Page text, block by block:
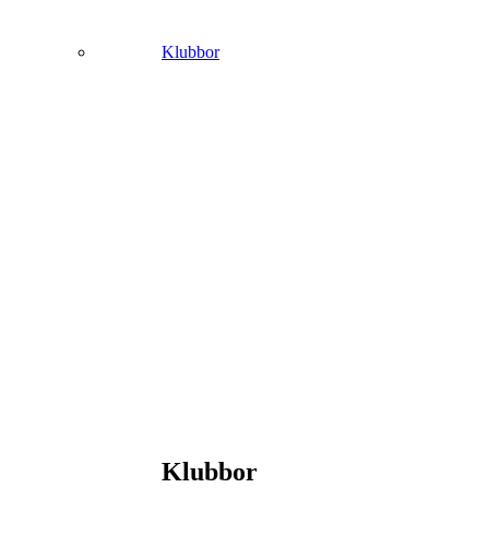
Klubbor
Klubbor